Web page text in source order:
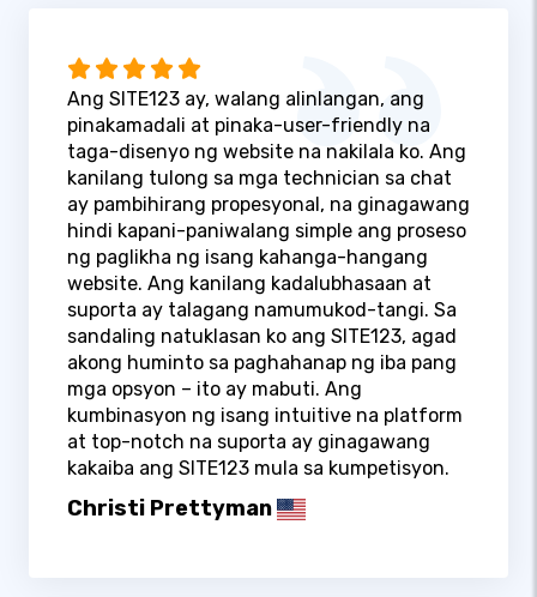
Ang SITE123 ay, walang alinlangan, ang
pinakamadali at pinaka-user-friendly na
taga-disenyo ng website na nakilala ko. Ang
kanilang tulong sa mga technician sa chat
ay pambihirang propesyonal, na ginagawang
hindi kapani-paniwalang simple ang proseso
ng paglikha ng isang kahanga-hangang
website. Ang kanilang kadalubhasaan at
suporta ay talagang namumukod-tangi. Sa
sandaling natuklasan ko ang SITE123, agad
akong huminto sa paghahanap ng iba pang
mga opsyon – ito ay mabuti. Ang
kumbinasyon ng isang intuitive na platform
at top-notch na suporta ay ginagawang
kakaiba ang SITE123 mula sa kumpetisyon.
Christi Prettyman